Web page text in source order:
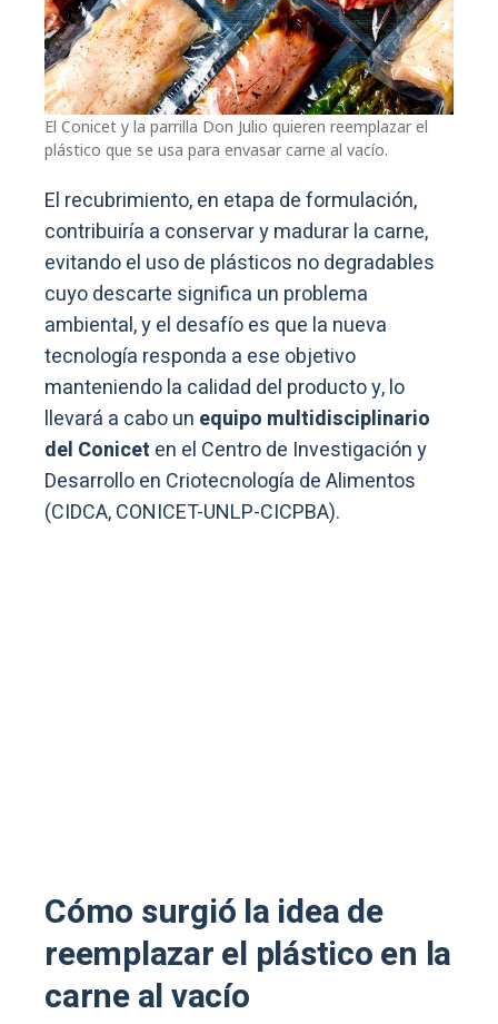
El Conicet y la parrilla Don Julio quieren reemplazar el
plástico que se usa para envasar carne al vacío.
El recubrimiento, en etapa de formulación,
contribuiría a conservar y madurar la carne,
evitando el uso de plásticos no degradables
cuyo descarte significa un problema
ambiental, y el desafío es que la nueva
tecnología responda a ese objetivo
manteniendo la calidad del producto y, lo
llevará a cabo un equipo multidisciplinario
del Conicet en el Centro de Investigación y
Desarrollo en Criotecnología de Alimentos
(CIDCA, CONICET-UNLP-CICPBA).
Cómo surgió la idea de
reemplazar el plástico en la
carne al vacío